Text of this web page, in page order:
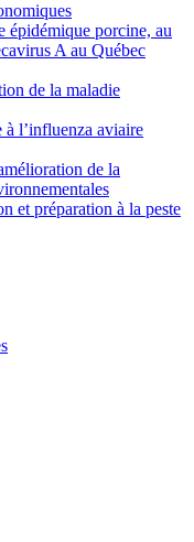
épidémique porcine, au
A au Québec
de la maladie
à l’influenza aviaire
de la
et préparation à la peste